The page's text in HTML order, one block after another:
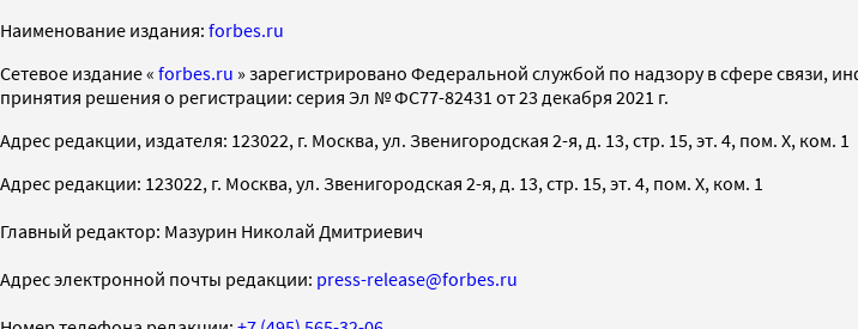
Наименование издания: forbes.ru
Cетевое издание « forbes.ru » зарегистрировано Федеральной службой по надзору в сфере связи,
принятия решения о регистрации: серия Эл № ФС77-82431 от 23 декабря 2021 г.
Адрес редакции, издателя: 123022, г. Москва, ул. Звенигородская 2-я, д. 13, стр. 15, эт. 4, пом. X, ком. 1
Адрес редакции: 123022, г. Москва, ул. Звенигородская 2-я, д. 13, стр. 15, эт. 4, пом. X, ком. 1
Главный редактор: Мазурин Николай Дмитриевич
Адрес электронной почты редакции: press-release@forbes.ru